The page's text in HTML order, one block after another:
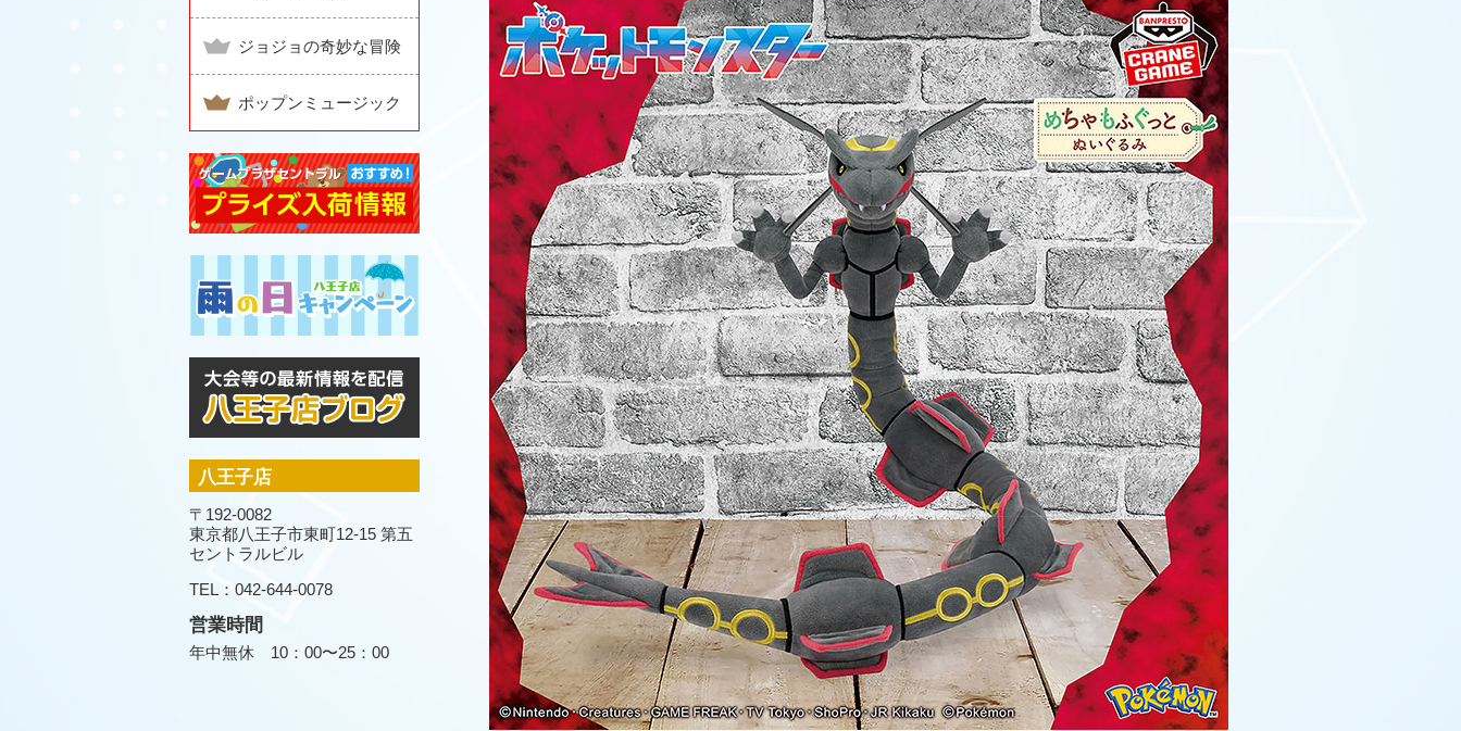
ジョジョの奇妙な冒険
ポップンミュージック
八王子店
〒192-0082
東京都八王子市東町12-15 第五
セントラルビル
TEL：042-644-0078
営業時間
年中無休 10：00〜25：00